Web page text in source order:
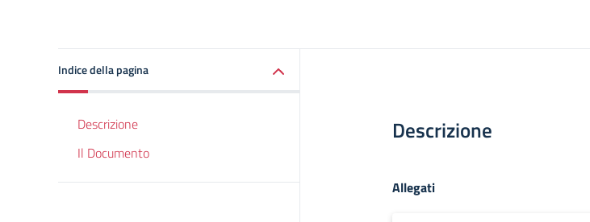
Indice della pagina
Descrizione
Il Documento
Descrizione
Allegati